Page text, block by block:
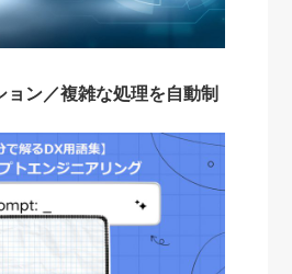
ョン／複雑な処理を自動制